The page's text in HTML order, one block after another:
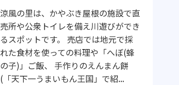
涼風の里は、かやぶき屋根の施設で直
売所や公衆トイレを備え川遊びができ
るスポットです。 売店では地元で採
れた食材を使っての料理や「へぼ(蜂
の子)」ご飯、 手作りのえんまん餅
(「天下一うまいもん王国」で紹...